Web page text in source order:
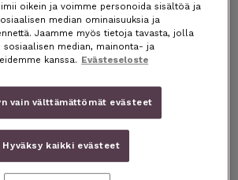
– milloin
ja miten se
oikein?
oikein ja voimme personoida sisältöä ja
median ominaisuuksia ja
Jaamme myös tietoja tavasta, jolla
sosiaalisen median, mainonta- ja
kanssa. Evästeseloste
vain välttämättömät evästeet
Hyväksy kaikki evästeet